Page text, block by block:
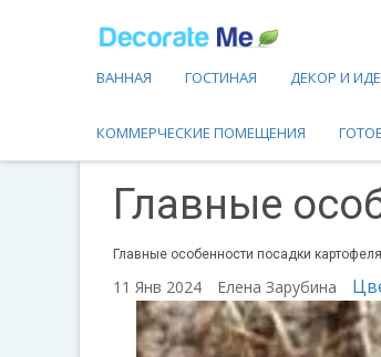
ВАННАЯ ГОСТИНАЯ ДЕКОР И
КОММЕРЧЕСКИЕ ПОМЕЩЕНИЯ
Главные
Главные особенности посадки картофеля
11 Янв 2024 Елена Зарубина